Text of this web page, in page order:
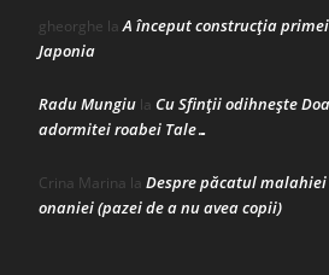
gheorghe laA început construcţia
Japonia
Radu Mungiu la Cu Sfinții odihnește
adormitei roabei Tale…
Crina Marina la Despre păcatul
onaniei (pazei de a nu avea copii)